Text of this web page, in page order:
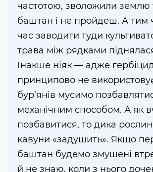
частотою, зволожили землю
баштан і не пройдеш. А тим
час заводити туди
трава між рядками
Інакше ніяк — адже
принципово не
бур’янів мусимо
механічним способом. А як
позбавитися, то дика
кавуни «задушить». Якщо
баштан будемо змушені
й не знаю, коли з нього